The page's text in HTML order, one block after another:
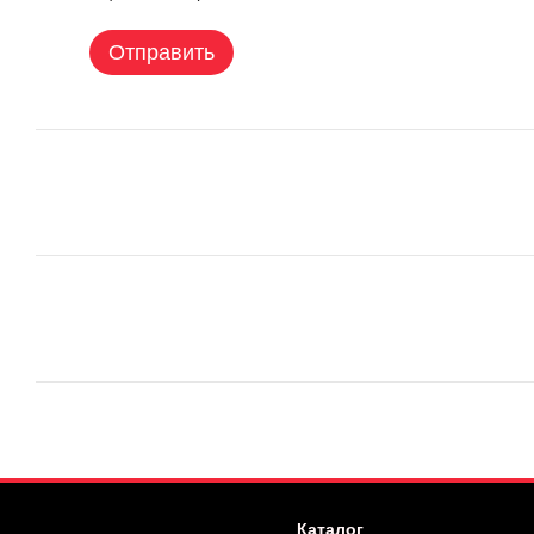
Отправить
Каталог